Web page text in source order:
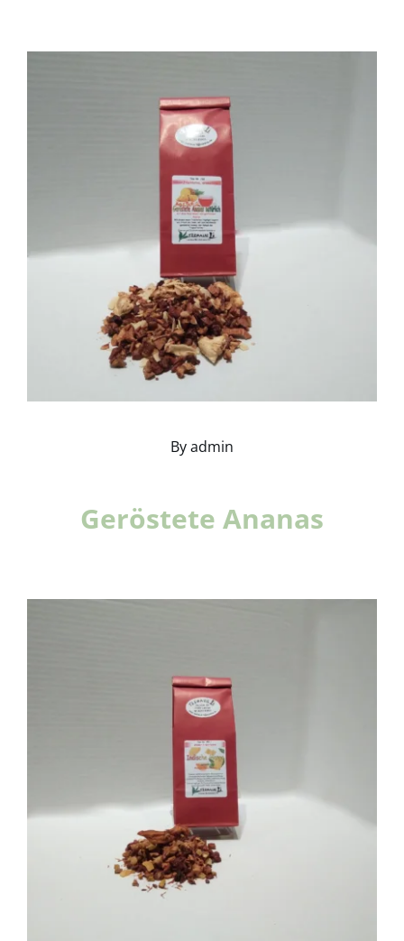
Details
Byadmin
Geröstete Ananas